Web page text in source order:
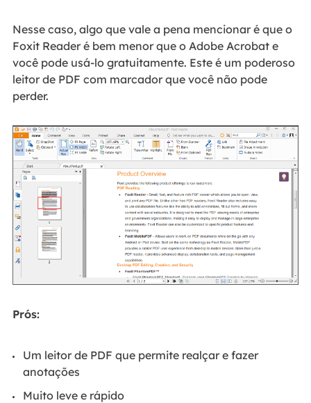
Nesse caso, algo que vale a pena mencionar é que o
Foxit Reader é bem menor que o Adobe Acrobat e
você pode usá-lo gratuitamente. Este é um poderoso
leitor de PDF com marcador que você não pode
perder.
Prós:
Um leitor de PDF que permite realçar e fazer
anotações
Muito leve e rápido